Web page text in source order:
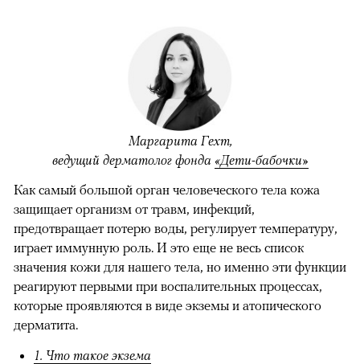
Маргарита Гехт,
ведущий дерматолог фонда «Дети-бабочки»
Как самый большой орган человеческого тела кожа
защищает организм от травм, инфекций,
предотвращает потерю воды, регулирует температуру,
играет иммунную роль. И это еще не весь список
значения кожи для нашего тела, но именно эти функции
реагируют первыми при воспалительных процессах,
которые проявляются в виде экземы и атопического
дерматита.
1. Что такое экзема